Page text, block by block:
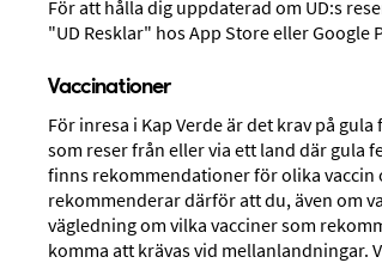
Boka din resa
För att hålla dig uppdaterad om UD:s
"UD Resklar" hos App Store eller Google
Vaccinationer
För inresa i Kap Verde är det krav på
som reser från eller via ett land där gula
finns rekommendationer för olika vaccin
rekommenderar därför att du, även om
vägledning om vilka vacciner som
komma att krävas vid mellanlandningar.